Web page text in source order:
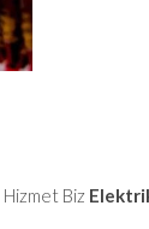
Hizmet Biz